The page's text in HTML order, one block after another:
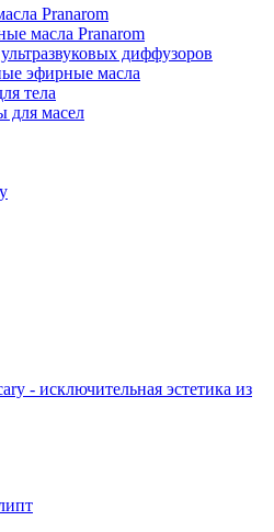
Pranarom
масла Pranarom
диффузоров
эфирные масла
тела
для масел